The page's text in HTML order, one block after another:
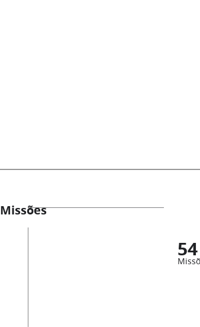
Missões
54